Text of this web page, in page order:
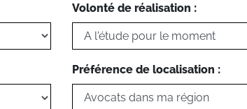
Volonté de réalisation :
Préférence de localisation :